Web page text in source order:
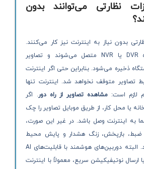
نظارتی می‌توانند بدون
بدون نیاز به اینترنت نیز کار می‌کنند.
دوربین‌ها به دستگاه DVR یا NVR متصل می‌شوند و تصاویر
ذخیره می‌شود. بنابراین حتی اگر اینترنت
تصاویر متوقف نخواهد شد. اینترنت تنها
لازم است:مشاهده تصاویر از راه دور. اگر
یا محل کار، از طریق موبایل تصاویر را چک
به اینترنت وصل باشد. در غیر این صورت،
ضبط، بازپخش، زنگ هشدار و پایش محیط
کاملاً فعال خواهند بود. البته دوربین‌های هوشمند با قابلیت‌های AI
نوتیفیکیشن سریع، معمولاً با اینترنت